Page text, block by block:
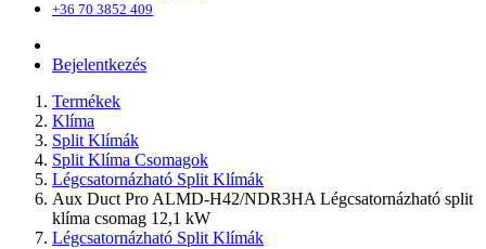
+36 70 3852 409
Bejelentkezés
Termékek
Klíma
Split Klímák
Split Klíma Csomagok
Légcsatornázható Split Klímák
Aux Duct Pro ALMD-H42/NDR3HA Légcsatornázható split
klíma csomag 12,1 kW
Légcsatornázható Split Klímák